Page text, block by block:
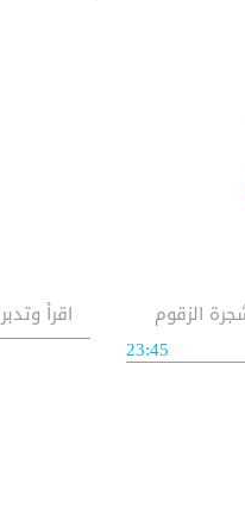
23:45
اقرأ وتدبر 790 - آية إذ انبعث أشقاها